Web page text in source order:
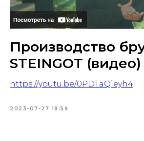
Производство
STEINGOT (видео)
https://youtu.be/0PDTaQieyh4
2023-07-27 18:59